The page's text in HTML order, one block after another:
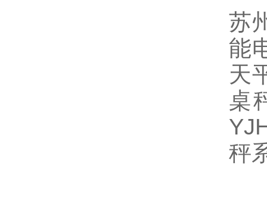
苏
能
天
桌
秤